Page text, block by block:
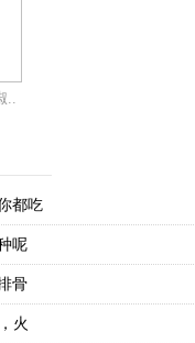
..
都吃
呢
骨
火